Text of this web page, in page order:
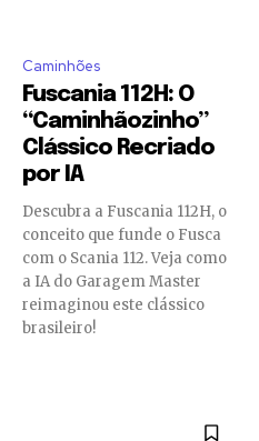
Caminhões
Fuscania 112H: O
“Caminhãozinho”
Clássico Recriado
por IA
Descubra a Fuscania 112H, o
conceito que funde o Fusca
com o Scania 112. Veja como
a IA do Garagem Master
reimaginou este clássico
brasileiro!